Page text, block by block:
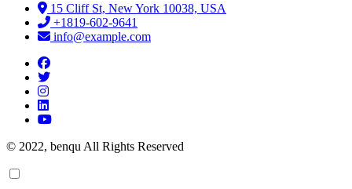
15 Cliff St, New York 10038, USA
+1819-602-9641
info@example.com
© 2022, benqu All Rights Reserved